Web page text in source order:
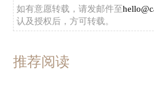
如有意愿转载，请发邮件至
认及授权后，方可转载。
推荐阅读